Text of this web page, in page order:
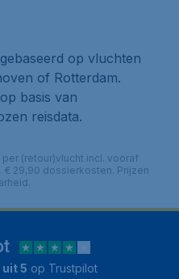
op vluchten
of Rotterdam.
basis van
reisdata.
(retour)vlucht incl. vooraf
€ 29,90 dossierkosten. Prijzen
uit 5 op Trustpilot